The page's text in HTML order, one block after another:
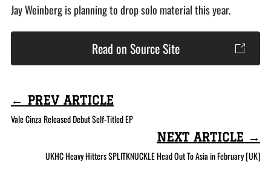
Jay Weinberg is planning to drop solo material this year.
Read on Source Site
← PREV ARTICLE
Vale Cinza Released Debut Self-Titled EP
NEXT ARTICLE →
UKHC Heavy Hitters SPLITKNUCKLE Head Out To Asia in February [UK]